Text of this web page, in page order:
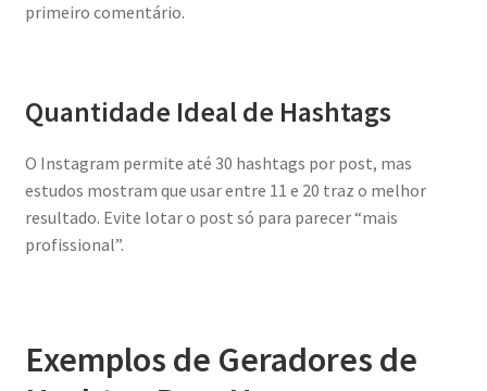
primeiro comentário.
Quantidade Ideal de Hashtags
O Instagram permite até 30 hashtags por post, mas
estudos mostram que usar entre 11 e 20 traz o melhor
resultado. Evite lotar o post só para parecer “mais
profissional”.
Exemplos de Geradores de